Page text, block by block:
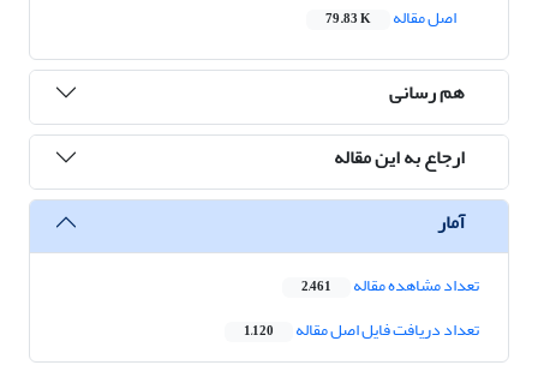
اصل مقاله
79.83 K
هم رسانی
ارجاع به این مقاله
آمار
تعداد مشاهده مقاله 2,461
تعداد دریافت فایل اصل مقاله 1,120